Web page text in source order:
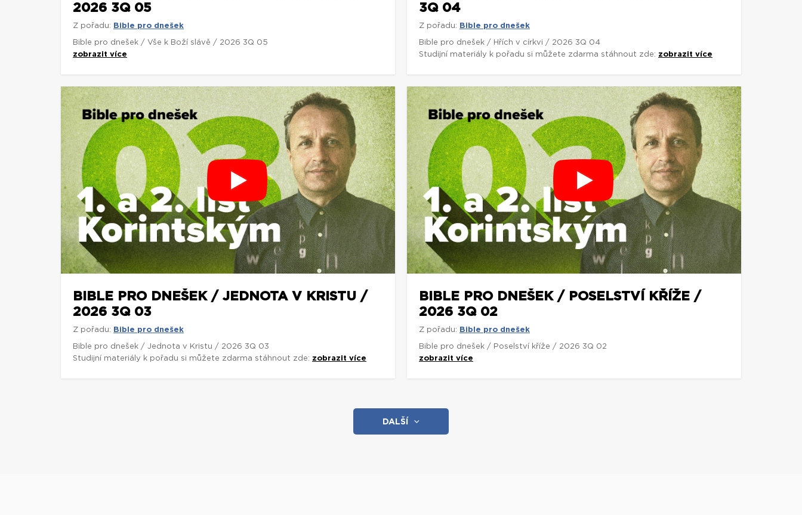
2026 3Q 05
Z pořadu: Bible pro dnešek
Bible pro dnešek / Vše k Boží slávě / 2026 3Q 05
zobrazit více
3Q 04
Z pořadu: Bible pro dnešek
Bible pro dnešek / Hřích v církvi / 2026 3Q 04
Studijní materiály k pořadu si můžete zdarma stáhnout zde: zobrazit více
BIBLE PRO DNEŠEK / JEDNOTA V KRISTU /
2026 3Q 03
Z pořadu: Bible pro dnešek
Bible pro dnešek / Jednota v Kristu / 2026 3Q 03
Studijní materiály k pořadu si můžete zdarma stáhnout zde: zobrazit více
BIBLE PRO DNEŠEK / POSELSTVÍ KŘÍŽE /
2026 3Q 02
Z pořadu: Bible pro dnešek
Bible pro dnešek / Poselství kříže / 2026 3Q 02
zobrazit více
DALŠÍ